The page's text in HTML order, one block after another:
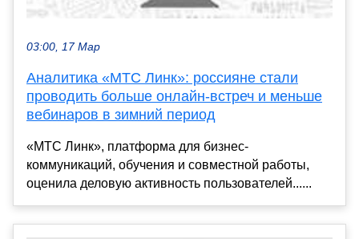
03:00, 17 Мар
Аналитика «МТС Линк»: россияне стали
проводить больше онлайн-встреч и меньше
вебинаров в зимний период
«МТС Линк», платформа для бизнес-
коммуникаций, обучения и совместной работы,
оценила деловую активность пользователей......